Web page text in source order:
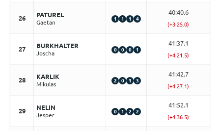
26 PATUREL
Gaetan 1 1 1 4
40:40.6
(+3:25.0)
27 BURKHALTER
Joscha 0 0 0 1
41:37.1
(+4:21.5)
28 KARLIK
Mikulas 2 0 1 3
41:42.7
(+4:27.1)
29 NELIN
Jesper 0 1 2 2
41:52.1
(+4:36.5)